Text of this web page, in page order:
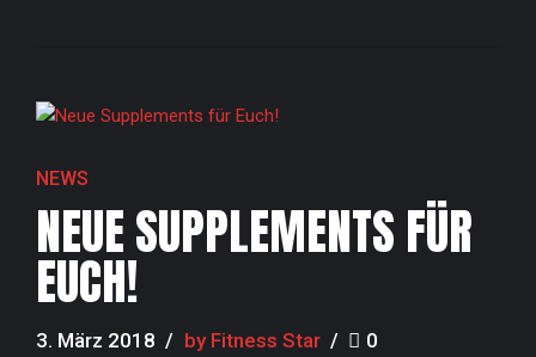
NEWS
NEUE SUPPLEMENTS FÜR
EUCH!
3. März 2018 by Fitness Star 0